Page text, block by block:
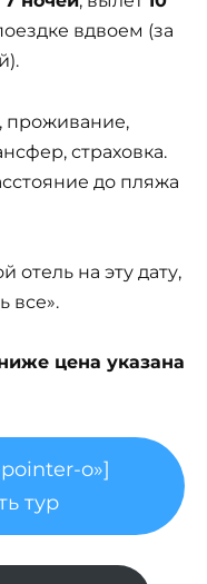
вдвоем (за
проживание,
страховка.
до пляжа
на эту дату,
все».
цена указана
o»]
тур